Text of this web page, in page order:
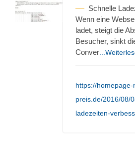
Schnelle
Wenn eine
ladet, steigt die
Besucher, sinkt
Conver
https://homepage-
preis.de/2016/08/
ladezeiten-